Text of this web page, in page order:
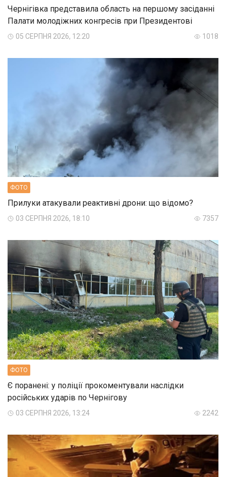
Чернігівка представила область на першому засіданні
Палати молодіжних конгресів при Президентові
05 СЕРПНЯ 2026, 12:20 1018
ФОТО
Прилуки атакували реактивні дрони: що відомо?
03 СЕРПНЯ 2026, 18:10 7357
ФОТО
Є поранені: у поліції прокоментували наслідки
російських ударів по Чернігову
03 СЕРПНЯ 2026, 13:24 2242